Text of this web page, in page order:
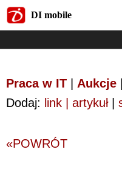
DI mobile
Praca w IT Aukcje
Dodaj: link | artykuł|
«POWRÓT
DI mobile